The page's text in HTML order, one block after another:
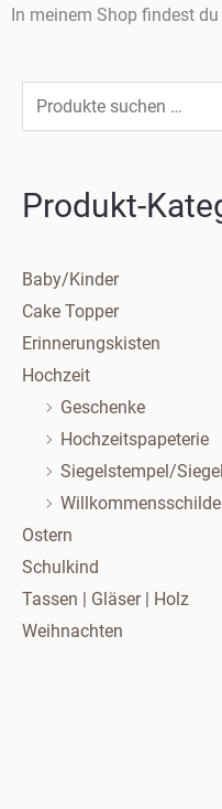
In meinem Shop findest
Suchen
nach:
Produkt-
Baby/Kinder
Cake Topper
Erinnerungskisten
Hochzeit
Geschenke
Hochzeitspapeterie
Siegelstempel/Siegel
Ostern
Schulkind
Tassen | Gläser | Holz
Weihnachten